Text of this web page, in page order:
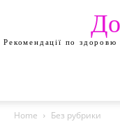
Рекомендації по
Home Без рубрики